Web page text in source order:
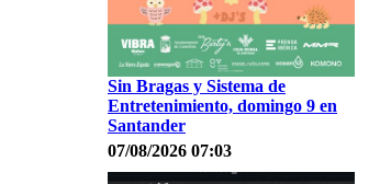
Sin Bragas y Sistema de
Entretenimiento, domingo 9 en
Santander
07/08/2026 07:03